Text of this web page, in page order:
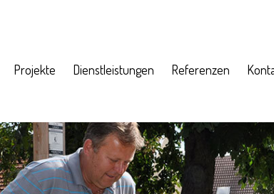
Projekte Dienstleistungen Referenzen